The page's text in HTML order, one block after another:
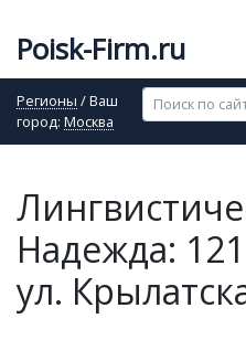
Poisk-Firm.ru
Регионы / Ваш
город: Москва
Надежда:
ул.